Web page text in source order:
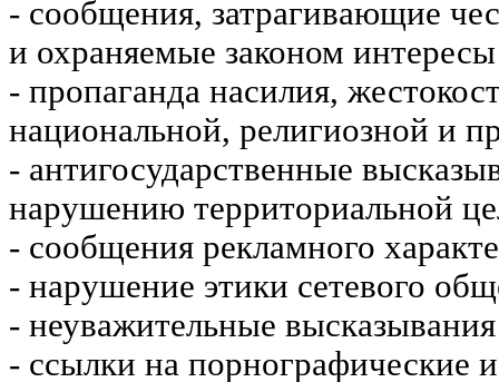
- сообщения, затрагивающие
и охраняемые законом
- пропаганда насилия,
национальной, религиозной и
- антигосударственные
нарушению территориальной
- сообщения рекламного
- нарушение этики сетевого
- неуважительные
- ссылки на порнографические